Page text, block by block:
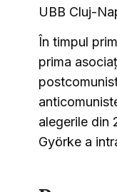
UBB Cluj-
În timpul
prima
alegerile din
Györke a